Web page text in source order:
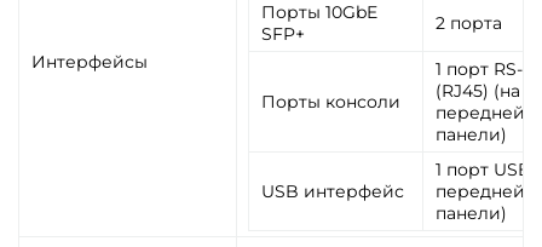
Интерфейсы
Порты 10GbE
SFP+
2 порта
Порты консоли
1 порт RS-
(RJ45) (на
передней
панели)
USB интерфейс
1 порт USB
передней
панели)